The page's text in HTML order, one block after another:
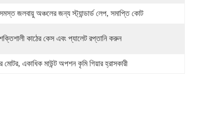
জলবায়ু অঞ্চলের জন্য স্ট্যান্ডার্ড লেপ, সমাপ্তি কোট
কাঠের কেস এবং প্যালেট রপ্তানি করুন
মোটর, একাধিক মাউন্ট অপশন কৃমি গিয়ার হ্রাসকারী